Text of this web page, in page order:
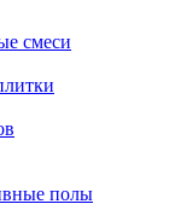
смеси
полы